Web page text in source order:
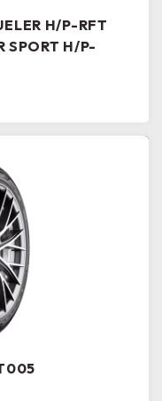
H/P-RFT
SPORT H/P-